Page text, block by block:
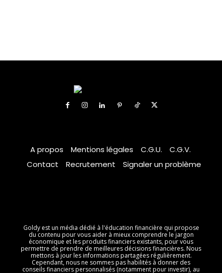
A propos Mentions légales C.G.U.
C.G.V.
Contact
Recrutement Signaler un problème
Goldy est un média dédié à l'éducation financière qui propose
du contenu pour vous aider à mieux comprendre le jargon
économique et les produits financiers existants, pour vous
permettre de prendre de meilleures décisions financières. Nous
mettons à jour les informations partagées régulièrement.
Cependant, nous ne sommes pas habilités à donner des
conseils financiers personnalisés (notamment pour investir), au